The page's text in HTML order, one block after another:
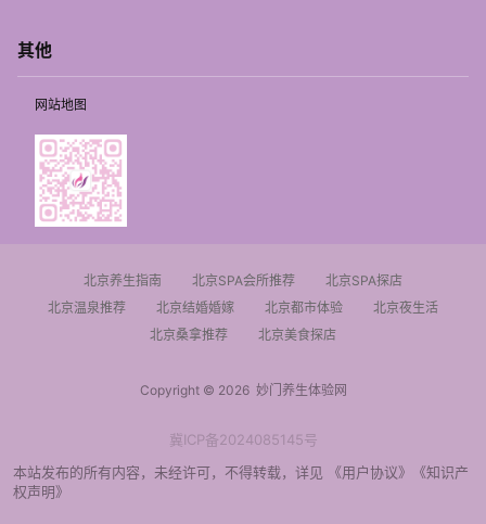
其他
网站地图
北京养生指南 北京SPA会所推荐
北京SPA探店
北京温泉推荐
北京结婚婚嫁 北京都市体验
北京夜生活
北京桑拿推荐
北京美食探店
Copyright © 2026妙门养生体验网
冀ICP备2024085145号
本站发布的所有内容，未经许可，不得转载，详见
《用户协议》
《知识产
权声明》